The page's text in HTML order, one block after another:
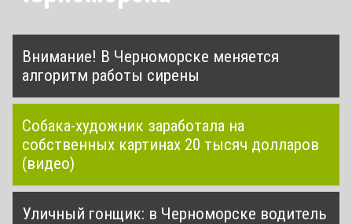
Внимание! В Черноморске меняется
алгоритм работы сирены
Собака-художник заработала на
собственных картинах 20 тысяч долларов
(видео)
Уличный гонщик: в Черноморске водитель